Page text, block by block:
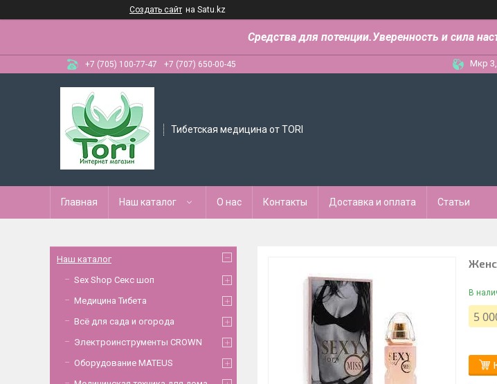
Создать сайт на Satu.kz
Средства для потенции.Уверенность и сила
+7 (705) 100-77-47 +7 (707) 650-00-45 Мкр
Тибетская медицина от TORI
Главная Наш каталог О нас Контакты Доставка и оплата Статьи
В
5
Наш каталог
Sex Shop Секс шоп
Медицина Тибета
Всё для сада и огорода
Электроинструменты CROWN
Оборудование MATEUS